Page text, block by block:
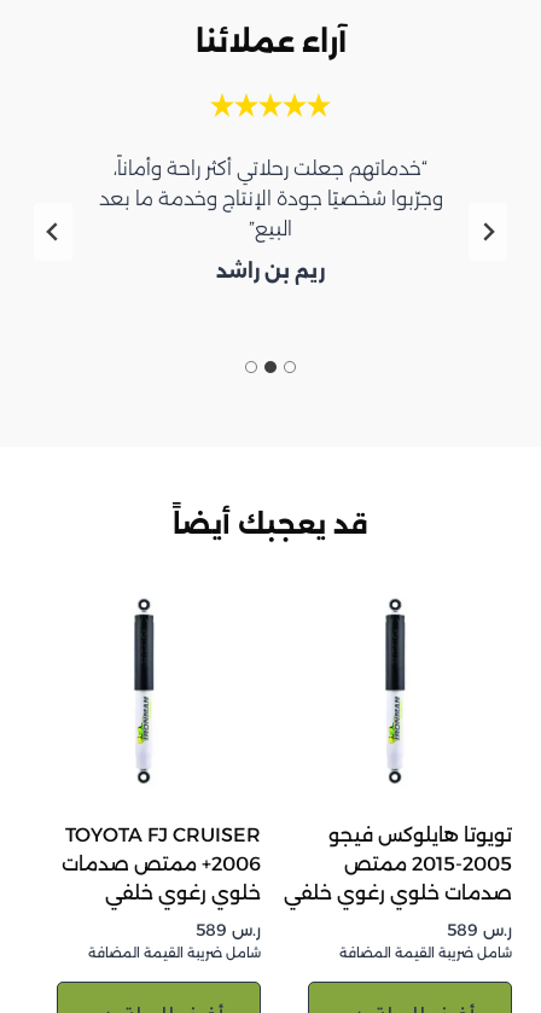
آراء عملائنا
“خدماتهم جعلت رحلاتي أكثر راحة وأماناً،
وجرّبوا شخصيًا جودة الإنتاج وخدمة ما بعد
البيع”
ريم بن راشد
قد يعجبك أيضاً
تويوتا هايلوكس فيجو
2005-2015 ممتص
صدمات خلوي رغوي خلفي
ر.س
شامل ضريبة القيمة المضافة
TOYOTA FJ CRUISER
2006+ ممتص صدمات
خلوي رغوي خلفي
ر.س
شامل ضريبة القيمة المضافة